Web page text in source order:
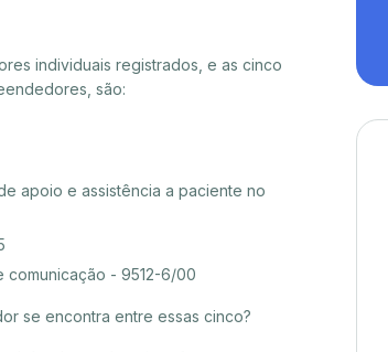
individuais registrados, e as cinco
são:
apoio e assistência a paciente no
comunicação - 9512-6/00
se encontra entre essas cinco?